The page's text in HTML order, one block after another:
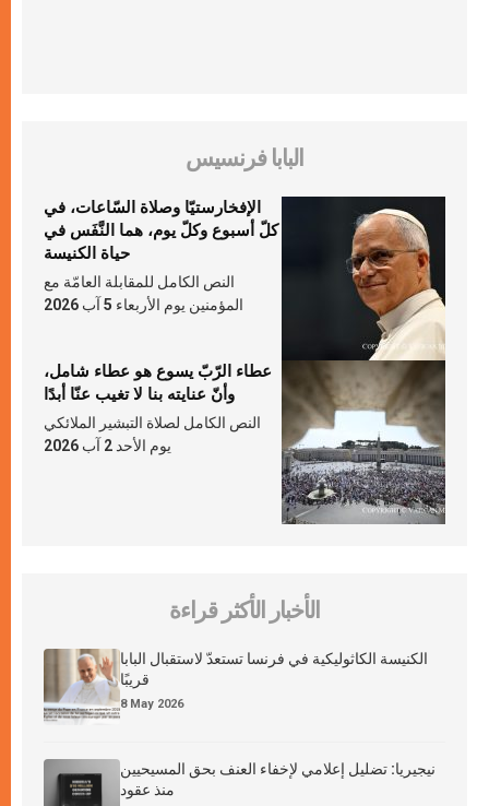
البابا فرنسيس
الإفخارستيّا وصلاة السّاعات، في
كلّ أسبوع وكلّ يوم، هما النَّفَس في
حياة الكنيسة
النص الكامل للمقابلة العامّة مع
المؤمنين يوم الأربعاء 5 آب 2026
عطاء الرّبّ يسوع هو عطاء شامل،
وأنّ عنايته بنا لا تغيب عنّا أبدًا
النص الكامل لصلاة التبشير الملائكي
يوم الأحد 2 آب 2026
الأخبار الأكثر قراءة
الكنيسة الكاثوليكية في فرنسا تستعدّ لاستقبال البابا
قريبًا
8 May 2026
نيجيريا: تضليل إعلامي لإخفاء العنف بحق المسيحيين
منذ عقود